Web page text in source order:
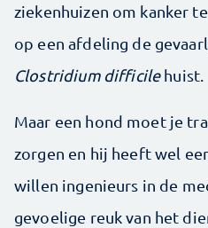
ziekenhuizen om kanker
op een afdeling de
Clostridium difficilehuist.
Maar een hond moet je
zorgen en hij heeft wel
willen ingenieurs in de
gevoelige reuk van het